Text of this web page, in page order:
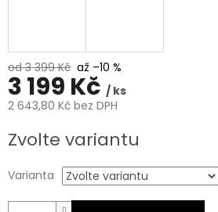
od 3 399 Kč až –10 %
3 199 Kč / ks
2 643,80 Kč bez DPH
cena:
Zvolte variantu
Varianta